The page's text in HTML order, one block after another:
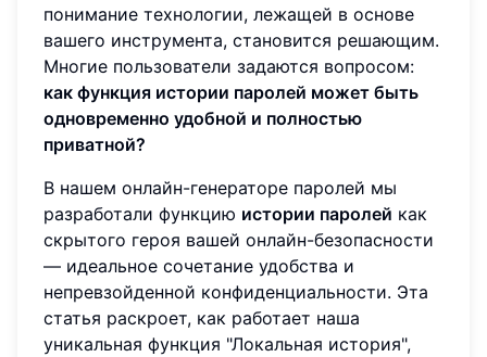
понимание технологии, лежащей в основе
вашего инструмента, становится решающим.
Многие пользователи задаются вопросом:
как функция истории паролей может быть
одновременно удобной и полностью
приватной?
В нашем онлайн-генераторе паролей мы
разработали функцию истории паролей как
скрытого героя вашей онлайн-безопасности
— идеальное сочетание удобства и
непревзойденной конфиденциальности. Эта
статья раскроет, как работает наша
уникальная функция "Локальная история",